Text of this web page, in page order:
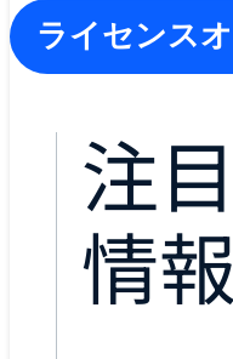
ライセンス
注
情報